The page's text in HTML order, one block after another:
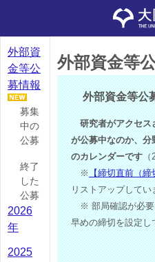
外部資
金等公
募情報
募集
中の
公募
終了
した
公募
2026
年
2025
外部資金等
外部資金等公
研究者がアクセス
が公募中なのか、分
のカレンダーです（
※【締切直前（締
リストアップしてい
※ 部局確認が必要
早めの締切を設定し